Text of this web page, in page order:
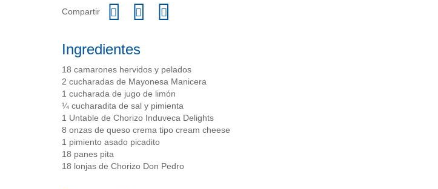
Compartir
Ingredientes
18 camarones hervidos y pelados
2 cucharadas de Mayonesa Manicera
1 cucharada de jugo de limón
¼ cucharadita de sal y pimienta
1 Untable de Chorizo Induveca Delights
8 onzas de queso crema tipo cream cheese
1 pimiento asado picadito
18 panes pita
18 lonjas de Chorizo Don Pedro